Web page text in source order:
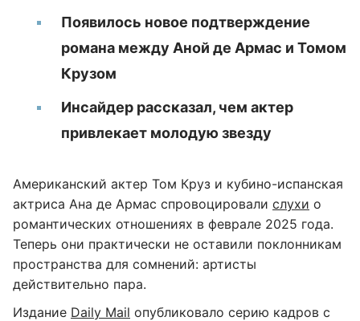
Появилось новое подтверждение
романа между Аной де Армас и Томом
Крузом
Инсайдер рассказал, чем актер
привлекает молодую звезду
Американский актер Том Круз и кубино-испанская
актриса Ана де Армас спровоцировали слухи о
романтических отношениях в феврале 2025 года.
Теперь они практически не оставили поклонникам
пространства для сомнений: артисты
действительно пара.
Издание Daily Mail опубликовало серию кадров с